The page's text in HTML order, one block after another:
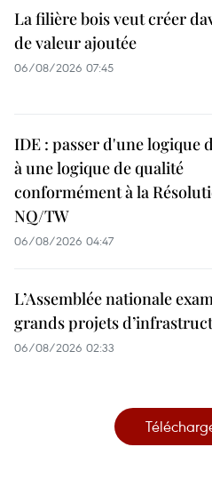
La filière bois veut créer
de valeur ajoutée
06/08/2026 07:45
IDE : passer d'une logique
à une logique de qualité
conformément à la
NQ/TW
06/08/2026 04:47
L’Assemblée nationale
grands projets
06/08/2026 02:33